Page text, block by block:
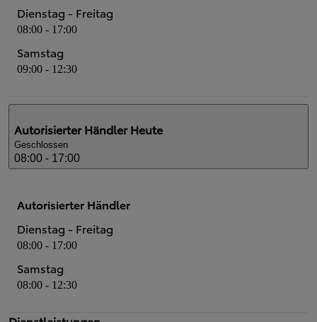
Dienstag - Freitag
08:00 - 17:00
Samstag
09:00 - 12:30
Autorisierter Händler Heute
Geschlossen
08:00 - 17:00
Autorisierter Händler
Dienstag - Freitag
08:00 - 17:00
Samstag
08:00 - 12:30